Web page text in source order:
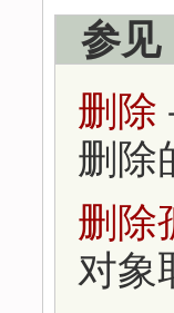
参见
删除
删除
删除
对象